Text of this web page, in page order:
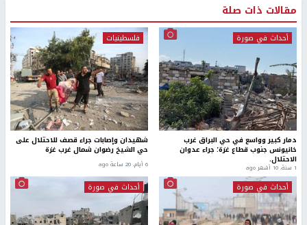
مقالات ذات صلة
أحداث في صورة
دمار كبير وواسع في حي البراق غرب
خانيونس جنوب قطاع غزة؛ جراء عدوان
الاحتلال.
1 سنة، 10 أشهر ago
فلسطينيات
شهيدان وإصابات جراء قصف للاحتلال على
حي الشيخ رضوان شمال غرب غزة
6 أيام، 20 ساعة ago
أحداث في صورة أحداث في صورة